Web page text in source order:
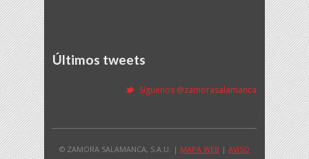
Últimos tweets
Síguenos @zamorasalamanca
© ZAMORA SALAMANCA, S.A.U. | MAPA WEB | AVISO